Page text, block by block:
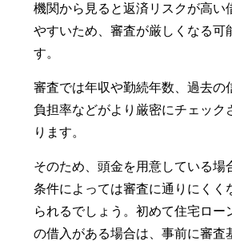
機関から見ると返済リスクが高い
やすいため、審査が厳しくなる可
す。
審査では年収や勤続年数、過去の
負担率などがより厳密にチェック
ります。
そのため、頭金を用意している場
条件によっては審査に通りにくく
られるでしょう。初めて住宅ロー
の借入がある場合は、事前に審査